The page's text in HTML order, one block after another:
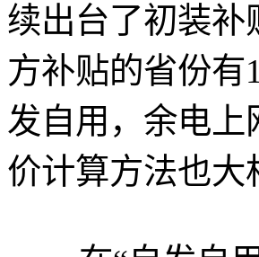
续出台了初装补
方补贴的省份有
发自用，余电上
价计算方法也大